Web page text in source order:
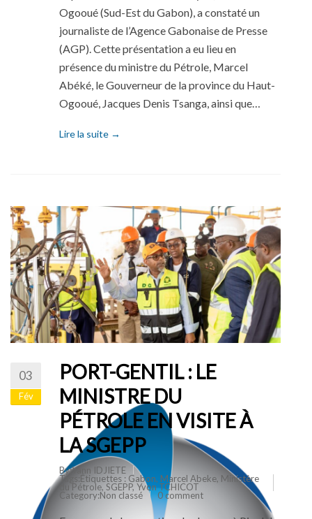
Ogooué (Sud-Est du Gabon), a constaté un
journaliste de l’Agence Gabonaise de Presse
(AGP). Cette présentation a eu lieu en
présence du ministre du Pétrole, Marcel
Abéké, le Gouverneur de la province du Haut-
Ogooué, Jacques Denis Tsanga, ainsi que…
Lire la suite →
03
Fév
PORT-GENTIL : LE
MINISTRE DU
PÉTROLE EN VISITE À
LA SGEPP
By:Yann IDJIETE
Tags:Étiquettes : Gabon, Marcel Abeke, Ministère
du Pétrole, SGEPP, Yvon TCHICOT
Category:Non classé 0 comment